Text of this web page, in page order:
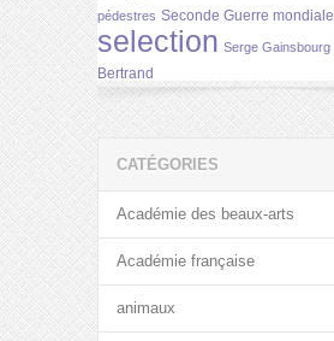
pédestres Seconde Guerre mondiale
selection Serge Gainsbourg
Bertrand
CATÉGORIES
Académie des beaux-arts
Académie française
animaux